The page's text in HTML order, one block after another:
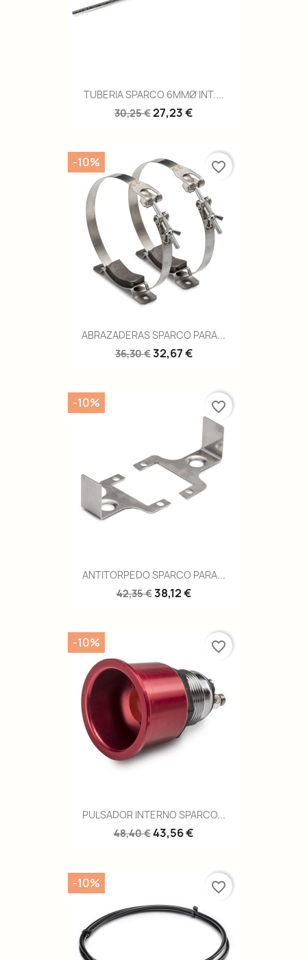
TUBERIA SPARCO 6MMØ INT....
30,25 €27,23 €
ABRAZADERAS SPARCO PARA...
36,30 €32,67 €
-10% favorite_border
ANTITORPEDO SPARCO PARA...
42,35 €38,12 €
-10% favorite_border
PULSADOR INTERNO SPARCO...
48,40 €43,56 €
-10% favorite_border
-10% favorite_border